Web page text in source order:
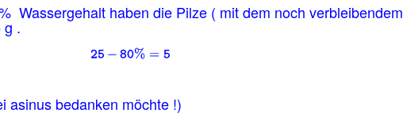
Wassergehalt haben die Pilze ( mit dem noch verbleibendem
g .
asinus bedanken möchte !)